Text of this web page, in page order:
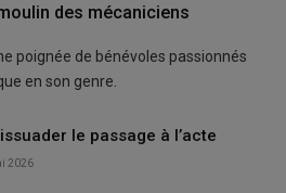
des mécaniciens
poignée de bénévoles passionnés
en son genre.
le passage à l’acte
2026